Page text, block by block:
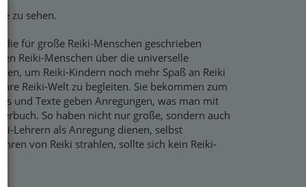
zu sehen.
für große Reiki-Menschen geschrieben
Reiki-Menschen über die universelle
um Reiki-Kindern noch mehr Spaß an Reiki
Reiki-Welt zu begleiten. Sie bekommen zum
und Texte geben Anregungen, was man mit
So haben nicht nur große, sondern auch
Lehrern als Anregung dienen, selbst
von Reiki strahlen, sollte sich kein Reiki-